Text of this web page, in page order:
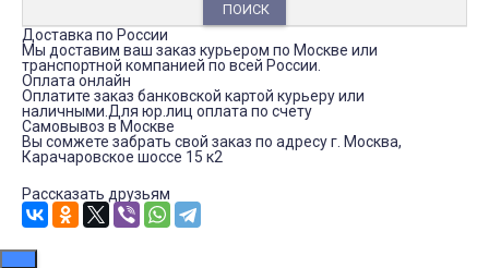
ПОИСК
Доставка по России
Мы доставим ваш заказ курьером по Москве или
транспортной компанией по всей России.
Оплата онлайн
Оплатите заказ банковской картой курьеру или
наличными.Для юр.лиц оплата по счету
Самовывоз в Москве
Вы сомжете забрать свой заказ по адресу г. Москва,
Карачаровское шоссе 15 к2
Рассказать друзьям